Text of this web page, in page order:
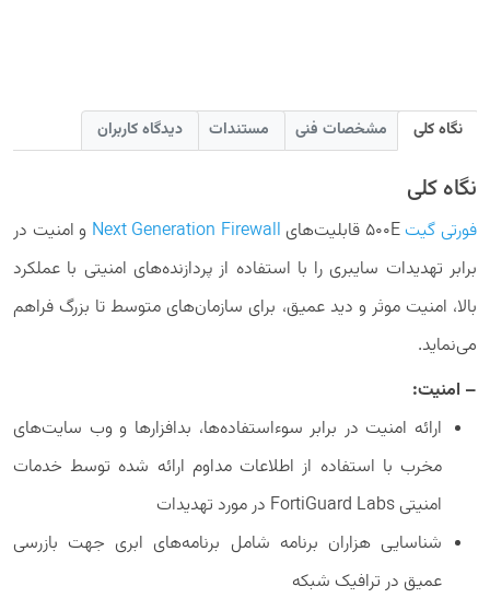
نگاه کلی مشخصات فنی مستندات دیدگاه کاربران
نگاه کلی
فورتی گیت500E قابلیت‌های Next Generation Firewall و امنیت در
برابر تهدیدات سایبری را با استفاده از پردازنده‌های امنیتی با عملکرد
بالا، امنیت موثر و دید عمیق، برای سازمان‌های متوسط تا بزرگ فراهم
می‌نماید.
– امنیت:
ارائه امنیت در برابر سوءاستفاده‌ها، بدافزارها و وب سایت‌های
مخرب با استفاده از اطلاعات مداوم ارائه شده توسط خدمات
امنیتی FortiGuard Labs در مورد تهدیدات
شناسایی هزاران برنامه شامل برنامه‌های ابری جهت بازرسی
عمیق در ترافیک شبکه